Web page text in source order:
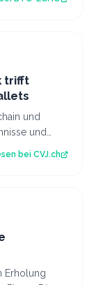
trifft
und
und
bei CVJ.ch
Erholung